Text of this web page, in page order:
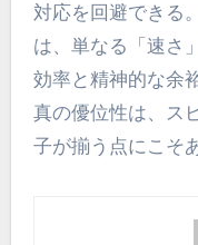
対応を回避できる
は、単なる「速さ
効率と精神的な余
真の優位性は、ス
子が揃う点にこそ